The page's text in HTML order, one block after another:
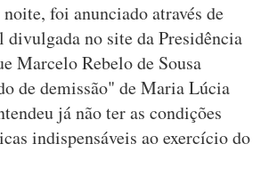
foi anunciado através de
no site da Presidência
Marcelo Rebelo de Sousa
de demissão" de Maria Lúcia
já não ter as condições
indispensáveis ao exercício do